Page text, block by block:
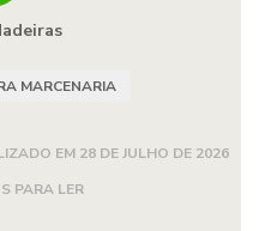
MARCENARIA
EM 28 DE JULHO DE 2026
PARA LER